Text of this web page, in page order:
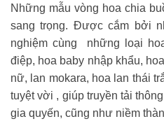
Những mẫu vòng hoa chia
sang trọng. Được cắm bởi
nghiệm cùng những loại
điệp, hoa baby nhập khẩu,
nữ, lan mokara, hoa lan thái
tuyệt vời , giúp truyền tải
gia quyến, cũng như niềm